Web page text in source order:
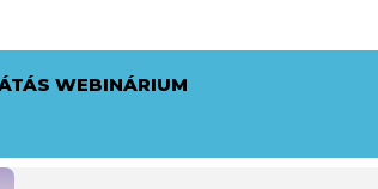
WEBINÁRIUM